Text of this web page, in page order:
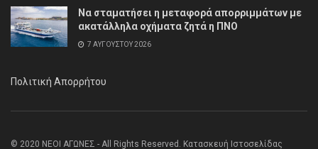
Να σταματήσει η μεταφορά απορριμμάτων με
ακατάλληλα οχήματα ζητά η ΠΝΟ
7 ΑΥΓΟΎΣΤΟΥ 2026
Πολιτική Απορρήτου
© 2020 ΝΕΟΙ ΑΓΩΝΕΣ - All Rights Reserved. Κατασκευή Ιστοσελίδας